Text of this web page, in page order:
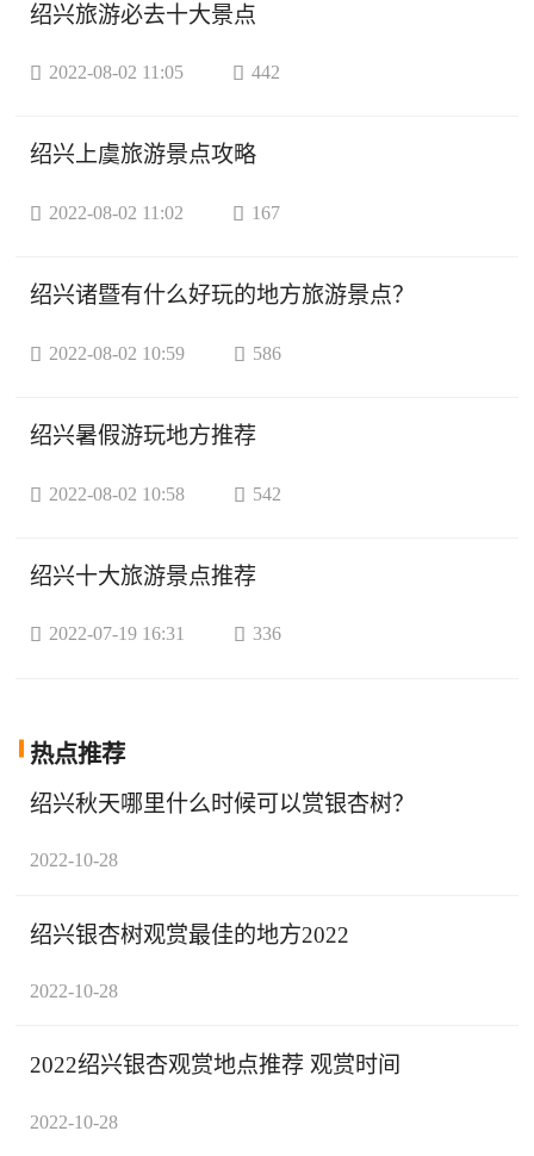
绍兴旅游必去十大景点
 2022-08-02 11:05  442
绍兴上虞旅游景点攻略
 2022-08-02 11:02  167
绍兴诸暨有什么好玩的地方旅游景点？
 2022-08-02 10:59  586
绍兴暑假游玩地方推荐
 2022-08-02 10:58  542
绍兴十大旅游景点推荐
 2022-07-19 16:31  336
热点推荐
绍兴秋天哪里什么时候可以赏银杏树？
2022-10-28
绍兴银杏树观赏最佳的地方2022
2022-10-28
2022绍兴银杏观赏地点推荐 观赏时间
2022-10-28